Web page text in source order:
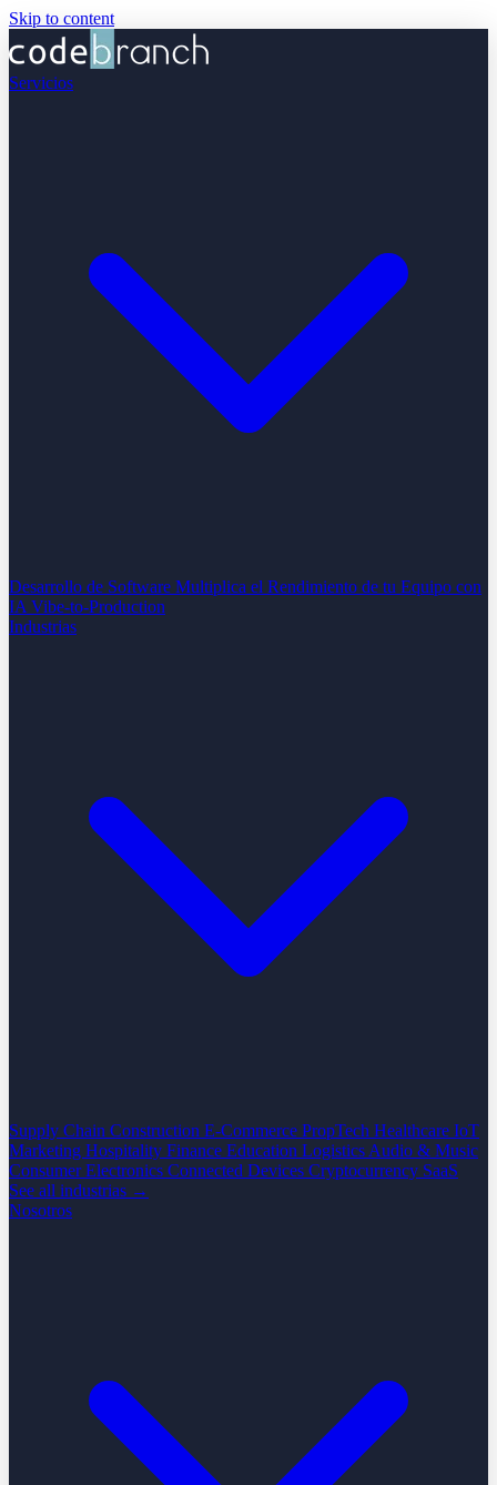
Skip to content
Servicios
Desarrollo de Software Multiplica el Rendimiento de tu Equipo con
IA Vibe-to-Production
Industrias
Supply Chain Construction E-Commerce PropTech Healthcare IoT
Marketing Hospitality Finance Education Logistics Audio & Music
Consumer Electronics Connected Devices Cryptocurrency SaaS
See all industrias →
Nosotros